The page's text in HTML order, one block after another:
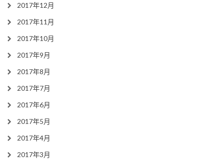
2017年12月
2017年11月
2017年10月
2017年9月
2017年8月
2017年7月
2017年6月
2017年5月
2017年4月
2017年3月